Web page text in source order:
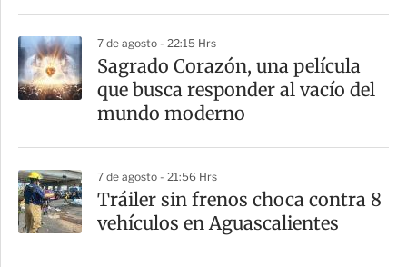
7 de agosto - 22:15 Hrs
Sagrado Corazón, una película
que busca responder al vacío del
mundo moderno
7 de agosto - 21:56 Hrs
Tráiler sin frenos choca contra 8
vehículos en Aguascalientes